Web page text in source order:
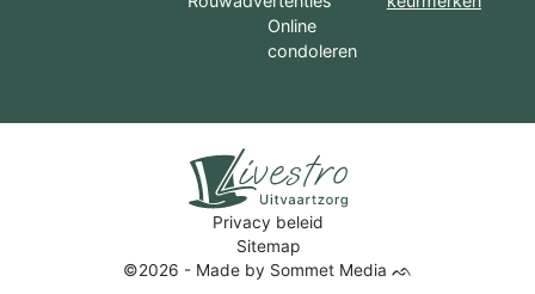
Online
condoleren
©2026 - Made by Sommet Media ᨒ
Privacy beleid
Sitemap